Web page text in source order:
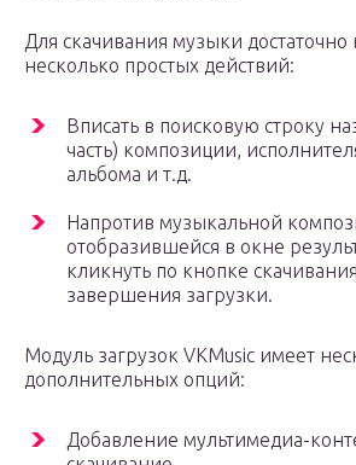
Для скачивания музыки
несколько простых действий:
Вписать в поисковую строку
часть) композиции,
альбома и т.д.
Напротив музыкальной
отобразившейся в окне
кликнуть по кнопке
завершения загрузки.
Модуль загрузок VKMusic имеет
дополнительных опций:
Добавление мультимедиа-